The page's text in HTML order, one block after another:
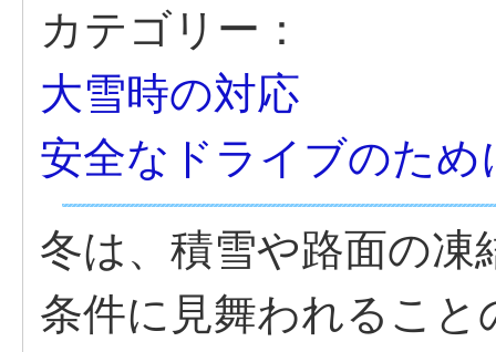
カテゴリー：
大雪時の対応
安全なドライブのため
冬は、積雪や路面の
条件に見舞われること